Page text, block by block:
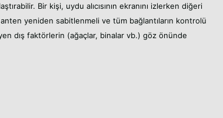
Bir kişi, uydu alıcısının ekranını izlerken diğeri
yeniden sabitlenmeli ve tüm bağlantıların kontrolü
dış faktörlerin (ağaçlar, binalar vb.) göz önünde